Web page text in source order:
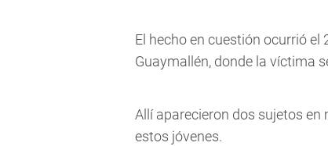
El hecho en cuestión ocurrió el
Guaymallén, donde la víctima
Allí aparecieron dos sujetos
estos jóvenes.